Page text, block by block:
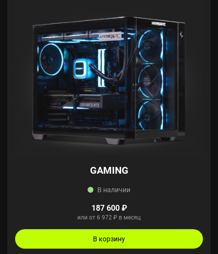
GAMING
В наличии
187 600 ₽
или от 6 972 ₽ в месяц
В корзину